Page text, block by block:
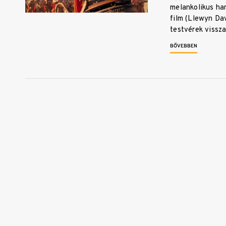
melankolikus
film (Llewyn
testvérek
BŐVEBBEN